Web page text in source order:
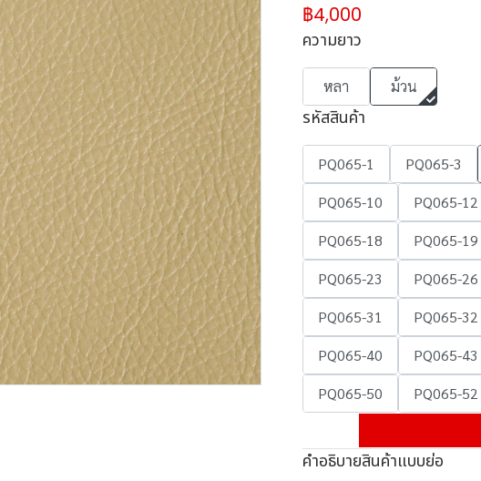
฿4,000
ความยาว
หลา ม้วน
รหัสสินค้า
PQ065-1 PQ065-3
PQ065-10
PQ065-12
PQ065-18
PQ065-19
PQ065-23
PQ065-26
PQ065-31
PQ065-32
PQ065-40
PQ065-43
PQ065-50
PQ065-52
คำอธิบายสินค้าแบบย่อ